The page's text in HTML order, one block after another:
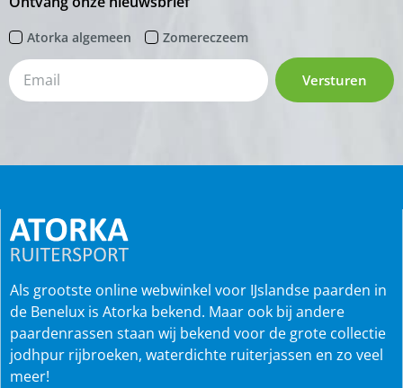
Atorka algemeen Zomereczeem
Versturen
Als grootste online webwinkel voor IJslandse paarden in
de Benelux is Atorka bekend. Maar ook bij andere
paardenrassen staan wij bekend voor de grote collectie
jodhpur rijbroeken, waterdichte ruiterjassen en zo veel
meer!